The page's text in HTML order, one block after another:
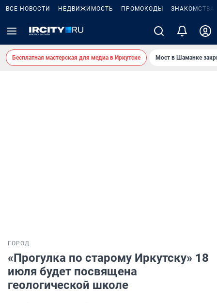
ВСЕ НОВОСТИ НЕДВИЖИМОСТЬ ПРОМОКОДЫ ЗНАКОМСТВА
Бесплатная мастерская для медиа в Иркутске Мост в Шаманке
ГОРОД
«Прогулка по старому Иркутску» 18
июля будет посвящена
геологической школе